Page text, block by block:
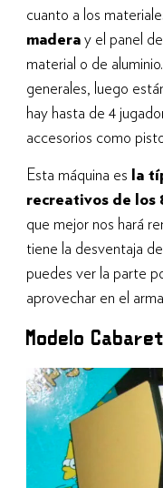
cuanto a los
madera y el panel
material o de
generales, luego
hay hasta de 4
accesorios como
Esta máquina es
la
recreativos de los
que mejor nos hará
tiene la desventaja
puedes ver la parte
aprovechar en el
Modelo Cabaret